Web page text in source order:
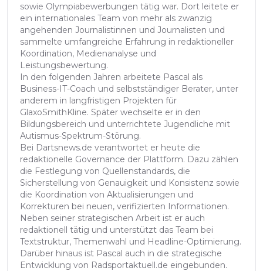
sowie Olympiabewerbungen tätig war. Dort leitete er
ein internationales Team von mehr als zwanzig
angehenden Journalistinnen und Journalisten und
sammelte umfangreiche Erfahrung in redaktioneller
Koordination, Medienanalyse und
Leistungsbewertung.
In den folgenden Jahren arbeitete Pascal als
Business-IT-Coach und selbstständiger Berater, unter
anderem in langfristigen Projekten für
GlaxoSmithKline. Später wechselte er in den
Bildungsbereich und unterrichtete Jugendliche mit
Autismus-Spektrum-Störung.
Bei Dartsnews.de verantwortet er heute die
redaktionelle Governance der Plattform. Dazu zählen
die Festlegung von Quellenstandards, die
Sicherstellung von Genauigkeit und Konsistenz sowie
die Koordination von Aktualisierungen und
Korrekturen bei neuen, verifizierten Informationen.
Neben seiner strategischen Arbeit ist er auch
redaktionell tätig und unterstützt das Team bei
Textstruktur, Themenwahl und Headline-Optimierung.
Darüber hinaus ist Pascal auch in die strategische
Entwicklung von Radsportaktuell.de eingebunden.